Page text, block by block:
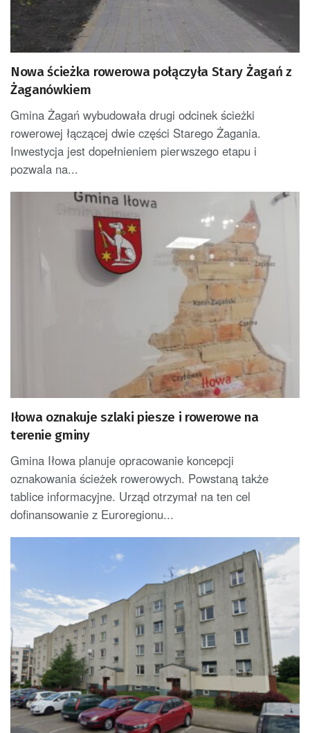
Nowa ścieżka rowerowa połączyła Stary Żagań z
Żaganówkiem
Gmina Żagań wybudowała drugi odcinek ścieżki
rowerowej łączącej dwie części Starego Żagania.
Inwestycja jest dopełnieniem pierwszego etapu i
pozwala na...
Iłowa oznakuje szlaki piesze i rowerowe na
terenie gminy
Gmina Iłowa planuje opracowanie koncepcji
oznakowania ścieżek rowerowych. Powstaną także
tablice informacyjne. Urząd otrzymał na ten cel
dofinansowanie z Euroregionu...